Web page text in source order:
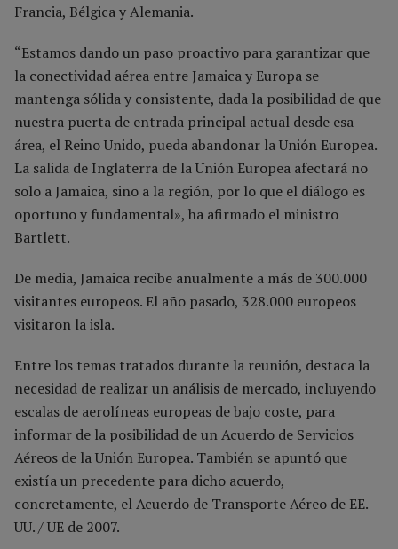
Francia, Bélgica y Alemania.
“Estamos dando un paso proactivo para garantizar que
la conectividad aérea entre Jamaica y Europa se
mantenga sólida y consistente, dada la posibilidad de que
nuestra puerta de entrada principal actual desde esa
área, el Reino Unido, pueda abandonar la Unión Europea.
La salida de Inglaterra de la Unión Europea afectará no
solo a Jamaica, sino a la región, por lo que el diálogo es
oportuno y fundamental», ha afirmado el ministro
Bartlett.
De media, Jamaica recibe anualmente a más de 300.000
visitantes europeos. El año pasado, 328.000 europeos
visitaron la isla.
Entre los temas tratados durante la reunión, destaca la
necesidad de realizar un análisis de mercado, incluyendo
escalas de aerolíneas europeas de bajo coste, para
informar de la posibilidad de un Acuerdo de Servicios
Aéreos de la Unión Europea. También se apuntó que
existía un precedente para dicho acuerdo,
concretamente, el Acuerdo de Transporte Aéreo de EE.
UU. / UE de 2007.